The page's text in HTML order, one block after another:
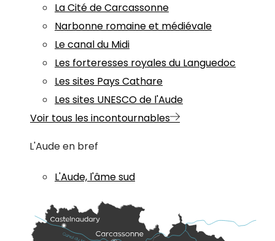
La Cité de Carcassonne
Narbonne romaine et médiévale
Le canal du Midi
Les forteresses royales du Languedoc
Les sites Pays Cathare
Les sites UNESCO de l'Aude
Voir tous les incontournables
L'Aude en bref
L'Aude, l'âme sud